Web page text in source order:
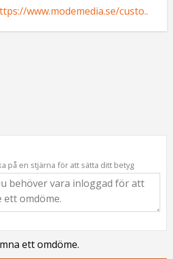
www.modemedia.se/custo..
på en stjärna för att sätta ditt betyg
ett omdöme.